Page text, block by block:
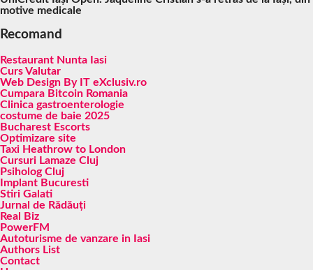
motive medicale
Recomand
Restaurant Nunta Iasi
Curs Valutar
Web Design By IT eXclusiv.ro
Cumpara Bitcoin Romania
Clinica gastroenterologie
costume de baie 2025
Bucharest Escorts
Optimizare site
Taxi Heathrow to London
Cursuri Lamaze Cluj
Psiholog Cluj
Implant Bucuresti
Stiri Galati
Jurnal de Rădăuți
Real Biz
PowerFM
Autoturisme de vanzare in Iasi
Authors List
Contact